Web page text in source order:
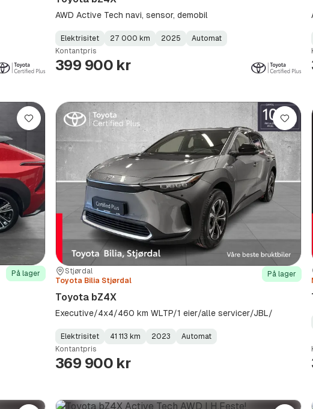
AWD Active Tech navi, sensor, demobil
Fuel
Type:
Elektrisitet
Kilometerstand:
27 000 km
Model
Year:
2025
Gearbox
Type:
Automat
Kontantpris
399 900 kr
På lager
Lagre
Sted:
Stjørdal
Forhandler:
Toyota Bilia Stjørdal
På lager
Toyota bZ4X
Executive/4x4/460 km WLTP/1 eier/alle servicer/JBL/
Fuel
Type:
Elektrisitet
Kilometerstand:
41 113 km
Model
Year:
2023
Gearbox
Type:
Automat
Kontantpris
369 900 kr
Lagre